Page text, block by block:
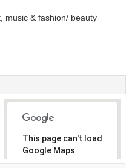
music & fashion/ beauty
This page can't load
Google Maps
correctly.